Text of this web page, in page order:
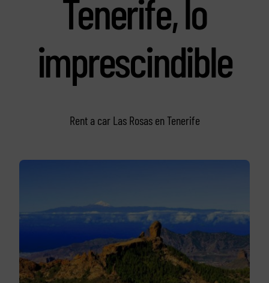
Tenerife, lo
imprescindible
Rent a car Las Rosas en Tenerife